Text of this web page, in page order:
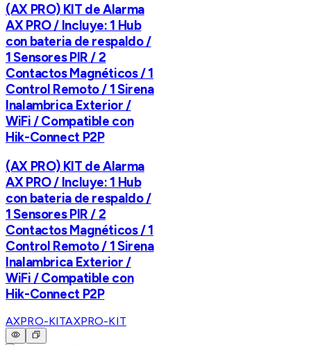
(AX PRO) KIT de Alarma
AX PRO / Incluye: 1 Hub
con bateria de respaldo /
1 Sensores PIR / 2
Contactos Magnéticos / 1
Control Remoto / 1 Sirena
Inalambrica Exterior /
WiFi / Compatible con
Hik-Connect P2P
(AX PRO) KIT de Alarma
AX PRO / Incluye: 1 Hub
con bateria de respaldo /
1 Sensores PIR / 2
Contactos Magnéticos / 1
Control Remoto / 1 Sirena
Inalambrica Exterior /
WiFi / Compatible con
Hik-Connect P2P
AXPRO-KITAXPRO-KIT